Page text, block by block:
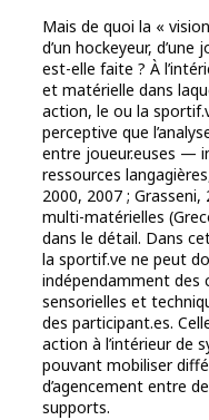
Mais de quoi la «
d’un hockeyeur,
est-elle faite ? À
et matérielle dans
action, le ou la
perceptive que
entre joueur.euses —
ressources
2000, 2007 ;
multi-matérielles
dans le détail. Dans
la sportif.ve ne peut
indépendamment des
sensorielles et
des participant.es.
action à l’intérieur de
pouvant mobiliser
d’agencement entre
supports.